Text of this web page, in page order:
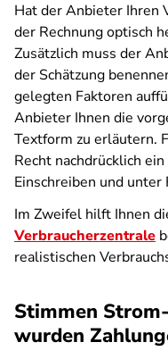
Hat der Anbieter Ihren
der Rechnung optisch
Zusätzlich muss der
der Schätzung
gelegten Faktoren
Anbieter Ihnen die
Textform zu erläutern.
Recht nachdrücklich
Einschreiben und
Im Zweifel hilft Ihnen
Verbraucherzentrale
realistischen
Stimmen
wurden